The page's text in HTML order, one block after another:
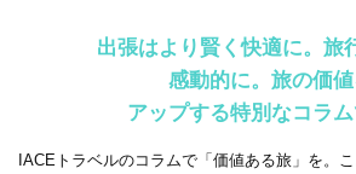
出張はより賢く快適に。旅
感動的に。 旅の価
アップする特別なコラム
IACEトラベルのコラムで「価値ある旅」を。